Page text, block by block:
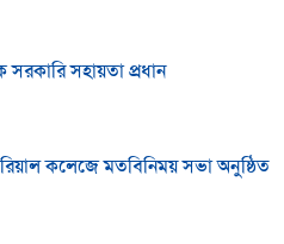
সরকারি সহায়তা প্রধান
কলেজে মতবিনিময় সভা অনুষ্ঠিত